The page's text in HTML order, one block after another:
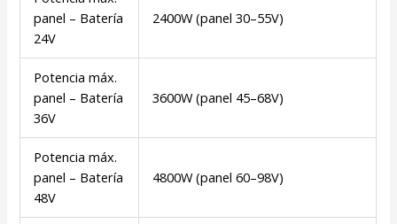
panel – Batería
24V
2400W (panel 30–55V)
Potencia máx.
panel – Batería
36V
3600W (panel 45–68V)
Potencia máx.
panel – Batería
48V
4800W (panel 60–98V)